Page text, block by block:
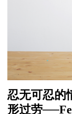
忍无可忍的
形过劳